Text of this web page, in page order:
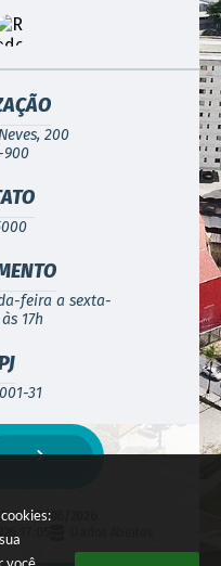
200
900
feira a sexta-
17h
31
- 19/06/2026
17:05